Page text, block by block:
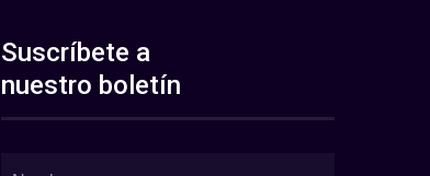
Suscríbete a
nuestro boletín